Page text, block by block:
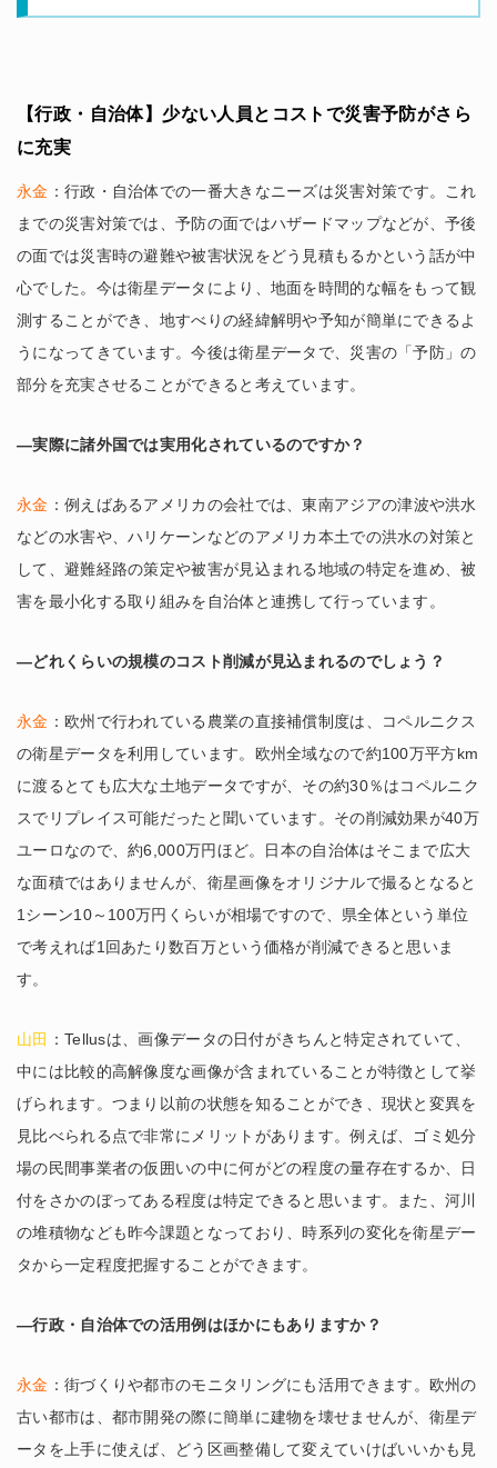
【行政・自治体】少ない人員とコストで災害予防がさら
に充実
永金 ：行政・自治体での一番大きなニーズは災害対策です。これ
までの災害対策では、予防の面ではハザードマップなどが、予後
の面では災害時の避難や被害状況をどう見積もるかという話が中
心でした。今は衛星データにより、地面を時間的な幅をもって観
測することができ、地すべりの経緯解明や予知が簡単にできるよ
うになってきています。今後は衛星データで、災害の「予防」の
部分を充実させることができると考えています。
―実際に諸外国では実用化されているのですか？
永金 ：例えばあるアメリカの会社では、東南アジアの津波や洪水
などの水害や、ハリケーンなどのアメリカ本土での洪水の対策と
して、避難経路の策定や被害が見込まれる地域の特定を進め、被
害を最小化する取り組みを自治体と連携して行っています。
―どれくらいの規模のコスト削減が見込まれるのでしょう？
永金 ：欧州で行われている農業の直接補償制度は、コペルニクス
の衛星データを利用しています。欧州全域なので約100万平方km
に渡るとても広大な土地データですが、その約30％はコペルニク
スでリプレイス可能だったと聞いています。その削減効果が40万
ユーロなので、約6,000万円ほど。日本の自治体はそこまで広大
な面積ではありませんが、衛星画像をオリジナルで撮るとなると
1シーン10～100万円くらいが相場ですので、県全体という単位
で考えれば1回あたり数百万という価格が削減できると思いま
す。
山田 ：Tellusは、画像データの日付がきちんと特定されていて、
中には比較的高解像度な画像が含まれていることが特徴として挙
げられます。つまり以前の状態を知ることができ、現状と変異を
見比べられる点で非常にメリットがあります。例えば、ゴミ処分
場の民間事業者の仮囲いの中に何がどの程度の量存在するか、日
付をさかのぼってある程度は特定できると思います。また、河川
の堆積物なども昨今課題となっており、時系列の変化を衛星デー
タから一定程度把握することができます。
―行政・自治体での活用例はほかにもありますか？
永金 ：街づくりや都市のモニタリングにも活用できます。欧州の
古い都市は、都市開発の際に簡単に建物を壊せませんが、衛星デ
ータを上手に使えば、どう区画整備して変えていけばいいかも見